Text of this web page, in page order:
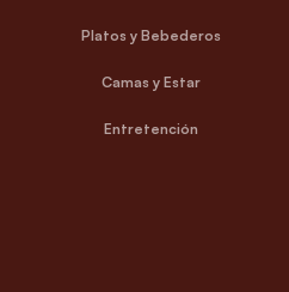
Platos y Bebederos
Camas y Estar
Entretención